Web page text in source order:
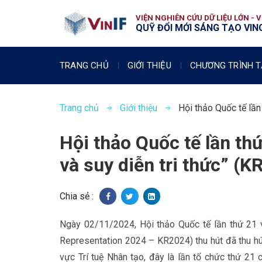
VIỆN NGHIÊN CỨU DỮ LIỆU LỚN -
QUỸ ĐỔI MỚI SÁNG TẠO
TRANG CHỦ GIỚI THIỆU CHƯƠNG TRÌNH
Trang chủ Giới thiệu Hội thảo Quốc tế
Hội thảo Quốc tế lần
và suy diễn tri thức”
Chia sẻ :
Ngày 02/11/2024, Hội thảo Quốc tế lần thứ 21
Representation 2024 – KR2024) thu hút đã thu
vực Trí tuệ Nhân tạo, đây là lần tổ chức thứ